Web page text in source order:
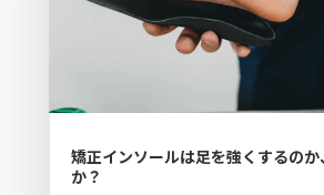
矯正インソールは足を強くするの
か？